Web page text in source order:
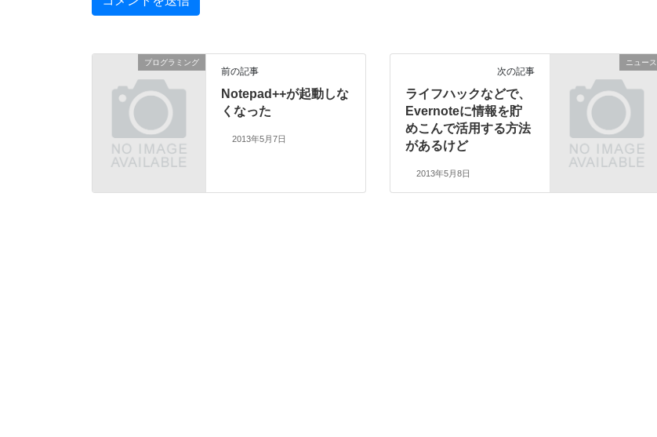
プログラミング
前の記事
Notepad++が起動しな
くなった
2013年5月7日
ニュース
次の記事
ライフハックなどで、
Evernoteに情報を貯
めこんで活用する方法
があるけど
2013年5月8日